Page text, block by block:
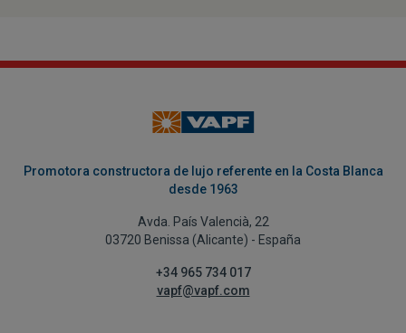
Promotora constructora de lujo referente en la Costa Blanca
desde 1963
Avda. País Valencià, 22
03720 Benissa (Alicante) - España
+34 965 734 017
vapf@vapf.com